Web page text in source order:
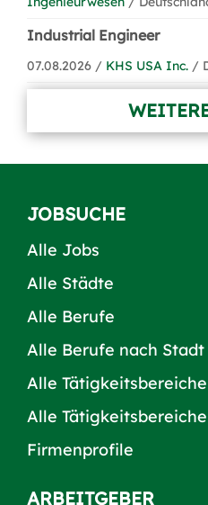
Industrial Engineer
07.08.2026 / KHS USA Inc. /
JOBSUCHE
Alle Jobs
Alle Städte
Alle Berufe
Alle Berufe nach Stadt
Alle Tätigkeitsbereiche
Alle
Firmenprofile
ARBEITGEBER